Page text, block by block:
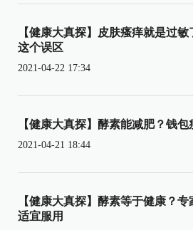
【健康大真探】皮肤瘙痒就是过
这个误区
2021-04-22 17:34
【健康大真探】酵素能减肥？钱
2021-04-21 18:44
【健康大真探】酵素等于健康？
适宜服用